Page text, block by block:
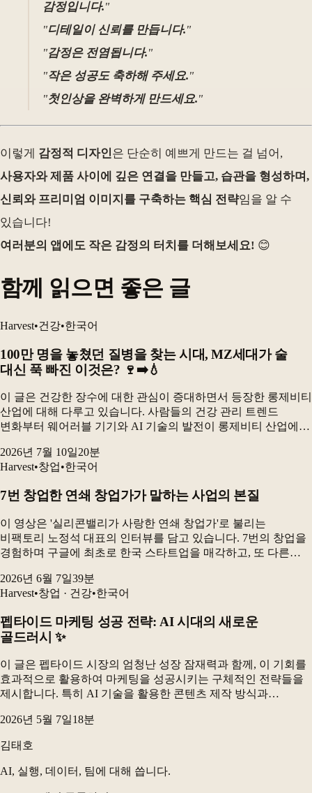
감정입니다."
"디테일이 신뢰를 만듭니다."
"감정은 전염됩니다."
"작은 성공도 축하해 주세요."
"첫인상을 완벽하게 만드세요."
이렇게 감정적 디자인은 단순히 예쁘게 만드는 걸 넘어,
사용자와 제품 사이에 깊은 연결을 만들고, 습관을 형성하며,
신뢰와 프리미엄 이미지를 구축하는 핵심 전략임을 알 수
있습니다!
여러분의 앱에도 작은 감정의 터치를 더해보세요! 😊
함께 읽으면 좋은 글
Harvest•건강•한국어
100만 명을 놓쳤던 질병을 찾는 시대, MZ세대가 술
대신 푹 빠진 이것은? 🍷➡️💧
이 글은 건강한 장수에 대한 관심이 증대하면서 등장한 롱제비티
산업에 대해 다루고 있습니다. 사람들의 건강 관리 트렌드
변화부터 웨어러블 기기와 AI 기술의 발전이 롱제비티 산업에
이 분야에서 어떤 노력을 기울이고 있는지 자세히...
2026년 7월 10일20분
Harvest•창업•한국어
7번 창업한 연쇄 창업가가 말하는 사업의 본질
이 영상은 '실리콘밸리가 사랑한 연쇄 창업가'로 불리는
비팩토리 노정석 대표의 인터뷰를 담고 있습니다. 7번의 창업을
경험하며 구글에 최초로 한국 스타트업을 매각하고, 또 다른
노정석 대표는 사업을 '실패의 선 위에 성공의 점을 찍어...
2026년 6월 7일39분
Harvest•창업 · 건강•한국어
펩타이드 마케팅 성공 전략: AI 시대의 새로운
골드러시 ✨
이 글은 펩타이드 시장의 엄청난 성장 잠재력과 함께, 이 기회를
효과적으로 활용하여 마케팅을 성공시키는 구체적인 전략들을
제시합니다. 특히 AI 기술을 활용한 콘텐츠 제작 방식과
위한 새로운 마케팅 접근법을 상세히 설명하고 있습니다.
2026년 5월 7일18분
김태호
AI, 실행, 데이터, 팀에 대해 씁니다.